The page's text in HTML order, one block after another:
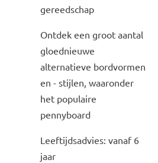
gereedschap
Ontdek een groot aantal
gloednieuwe
alternatieve bordvormen
en - stijlen, waaronder
het populaire
pennyboard
Leeftijdsadvies: vanaf 6
jaar